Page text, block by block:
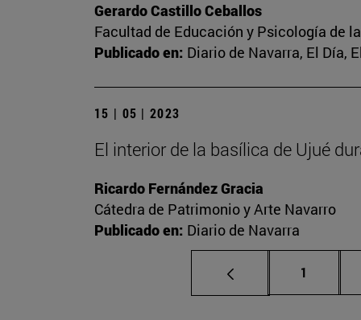
Gerardo Castillo Ceballos
Facultad de Educación y Psicología de
Publicado en: Diario de Navarra, El Día,
15 | 05 | 2023
El interior de la basílica de Ujué
Ricardo Fernández Gracia
Cátedra de Patrimonio y Arte Navarro
Publicado en: Diario de Navarra
Página
1